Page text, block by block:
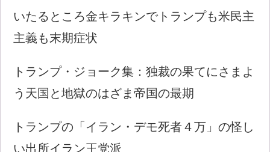
いたるところ金キラキンでトランプも米民主
主義も末期症状
トランプ・ジョーク集：独裁の果てにさまよ
う天国と地獄のはざま帝国の最期
トランプの「イラン・デモ死者４万」の怪し
い出所イラン王党派